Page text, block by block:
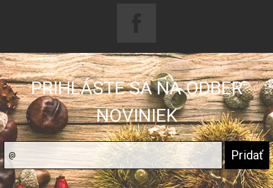
PRIHLÁSTE SA NA ODBER
NOVINIEK